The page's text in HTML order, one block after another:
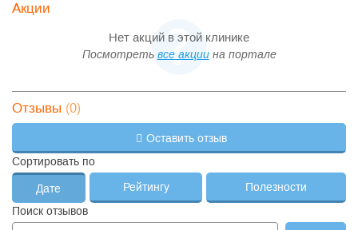
Акции
Нет акций в этой клинике
Посмотреть все акциина портале
Отзывы (0)
Оставить отзыв
Сортировать по
Дате Рейтингу
Полезности
Поиск отзывов